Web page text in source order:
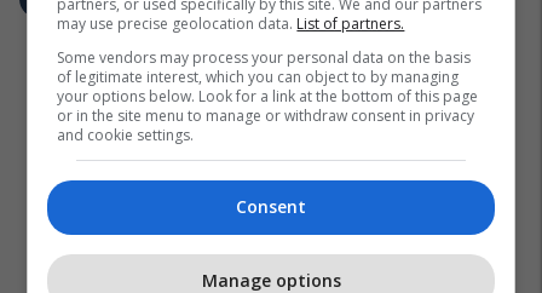
partners, or used specifically by this site. We and our partners
may use precise geolocation data. List of partners.
Some vendors may process your personal data on the basis
of legitimate interest, which you can object to by managing
your options below. Look for a link at the bottom of this page
or in the site menu to manage or withdraw consent in privacy
and cookie settings.
Consent
Manage options